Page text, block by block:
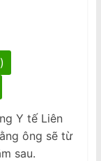
Y tế Liên
ông sẽ từ
sau.